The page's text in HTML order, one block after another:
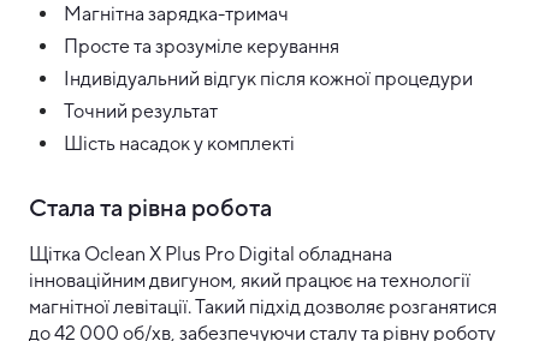
Магнітна зарядка-тримач
Просте та зрозуміле керування
Індивідуальний відгук після кожної процедури
Точний результат
Шість насадок у комплекті
Стала та рівна робота
Щітка Oclean X Plus Pro Digital обладнана
інноваційним двигуном, який працює на технології
магнітної левітації. Такий підхід дозволяє розганятися
до 42 000 об/хв, забезпечуючи сталу та рівну роботу